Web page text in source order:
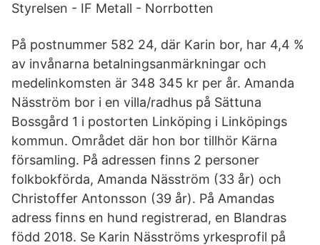
Styrelsen - IF Metall - Norrbotten
På postnummer 582 24, där Karin bor, har 4,4 %
av invånarna betalningsanmärkningar och
medelinkomsten är 348 345 kr per år. Amanda
Näsström bor i en villa/radhus på Sättuna
Bossgård 1 i postorten Linköping i Linköpings
kommun. Området där hon bor tillhör Kärna
församling. På adressen finns 2 personer
folkbokförda, Amanda Näsström (33 år) och
Christoffer Antonsson (39 år). På Amandas
adress finns en hund registrerad, en Blandras
född 2018. Se Karin Näsströms yrkesprofil på